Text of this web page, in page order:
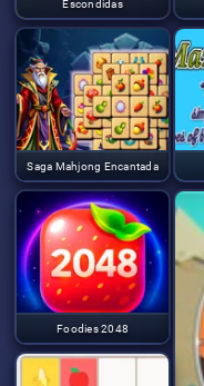
Escondidas
Saga Mahjong Encantada
Foodies 2048